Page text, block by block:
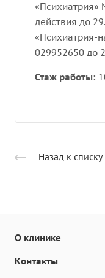
«Психиатрия»
действия до
«Психиатрия-
029952650 до
Стаж работы:
Назад к списку
О клинике
Контакты